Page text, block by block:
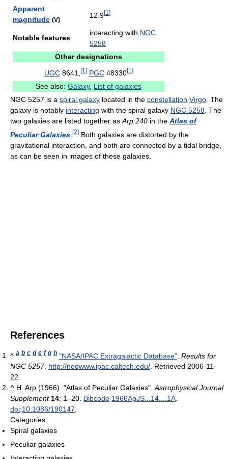
Apparent
magnitude (V)
12.9[1 ]
Notable features
interacting with NGC
5258
Other designations
UGC8641, [1 ] PGC48330[1 ]
See also: Galaxy, List of galaxies
NGC 5257 is a spiral galaxy located in the constellation Virgo . The
galaxy is notably interacting with the spiral galaxy NGC 5258 . The
two galaxies are listed together as Arp 240 in the Atlas of
Peculiar Galaxies [2] Both galaxies are distorted by the
gravitational interaction, and both are connected by a tidal bridge,
as can be seen in images of these galaxies.
References
^ a b c d e f g h "NASA/IPAC Extragalactic Database" Results for
NGC 5257. http://nedwww.ipac.caltech.edu/. Retrieved 2006-11-
22.
^ H. Arp (1966). "Atlas of Peculiar Galaxies".Astrophysical Journal
Supplement 14: 1–20. Bibcode 1966ApJS...14....1A.
doi:10.1086/190147.
Categories:
Spiral galaxies
Peculiar galaxies